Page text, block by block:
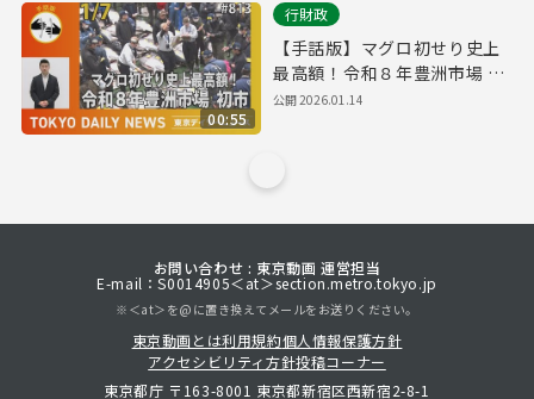
00:55
行財政
【手話版】マグロ初せり史上
最高額！令和８年豊洲市場 初
市（令和8年1月7日 東京デイ
公開2026.01.14
お問い合わせ : 東京動画 運営担当
E-mail：S0014905＜at＞section.metro.tokyo.jp
※＜at＞を@に置き換えてメールをお送りください。
東京動画とは利用規約個人情報保護方針
アクセシビリティ方針投稿コーナー
東京都庁 〒163-8001 東京都新宿区西新宿2-8-1